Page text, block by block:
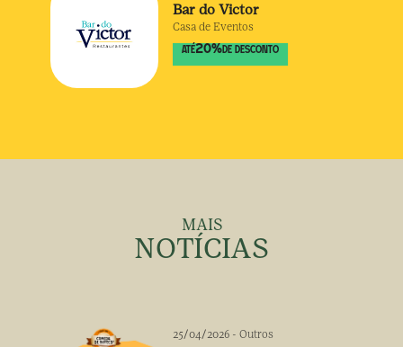
Bar do Victor
Casa de Eventos
ATÉ20% DE DESCONTO
MAIS
NOTÍCIAS
25/04/2026 - Outros